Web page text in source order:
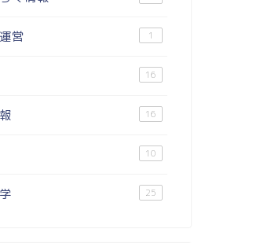
営 1
16
16
10
25